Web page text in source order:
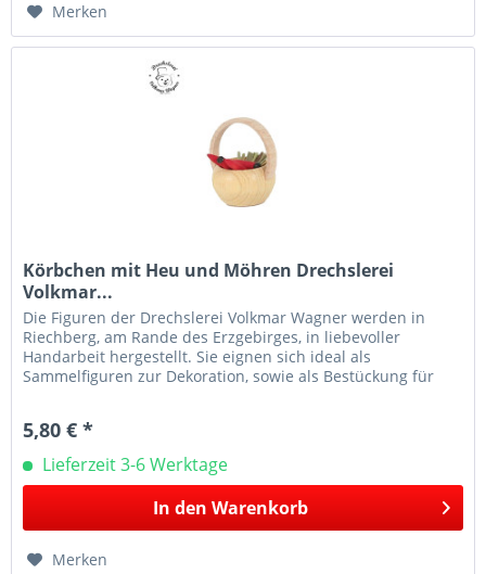
Merken
Körbchen mit Heu und Möhren Drechslerei
Volkmar...
Die Figuren der Drechslerei Volkmar Wagner werden in
Riechberg, am Rande des Erzgebirges, in liebevoller
Handarbeit hergestellt. Sie eignen sich ideal als
Sammelfiguren zur Dekoration, sowie als Bestückung für
5,80 € *
Lieferzeit 3-6 Werktage
In den Warenkorb
Merken